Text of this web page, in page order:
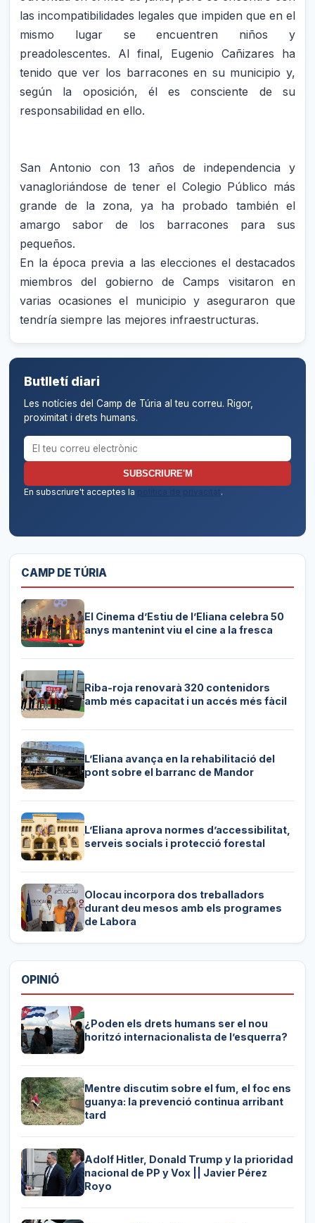
las incompatibilidades legales que impiden que en el
mismo lugar se encuentren niños y
preadolescentes. Al final, Eugenio Cañizares ha
tenido que ver los barracones en su municipio y,
según la oposición, él es consciente de su
responsabilidad en ello.
San Antonio con 13 años de independencia y
vanagloriándose de tener el Colegio Público más
grande de la zona, ya ha probado también el
amargo sabor de los barracones para sus
pequeños.
En la época previa a las elecciones el destacados
miembros del gobierno de Camps visitaron en
varias ocasiones el municipio y aseguraron que
tendría siempre las mejores infraestructuras.
Butlletí diari
Les notícies del Camp de Túria al teu correu. Rigor,
proximitat i drets humans.
Correu electrònic per al butlletí
SUBSCRIURE'M
En subscriure't acceptes la
política de privacitat.
CAMP DE TÚRIA
El Cinema d’Estiu de l’Eliana celebra 50
anys mantenint viu el cine a la fresca
Riba-roja renovarà 320 contenidors
amb més capacitat i un accés més fàcil
L’Eliana avança en la rehabilitació del
pont sobre el barranc de Mandor
L’Eliana aprova normes d’accessibilitat,
serveis socials i protecció forestal
Olocau incorpora dos treballadors
durant deu mesos amb els programes
de Labora
OPINIÓ
¿Poden els drets humans ser el nou
horitzó internacionalista de l’esquerra?
Mentre discutim sobre el fum, el foc ens
guanya: la prevenció continua arribant
tard
Adolf Hitler, Donald Trump y la prioridad
nacional de PP y Vox || Javier Pérez
Royo